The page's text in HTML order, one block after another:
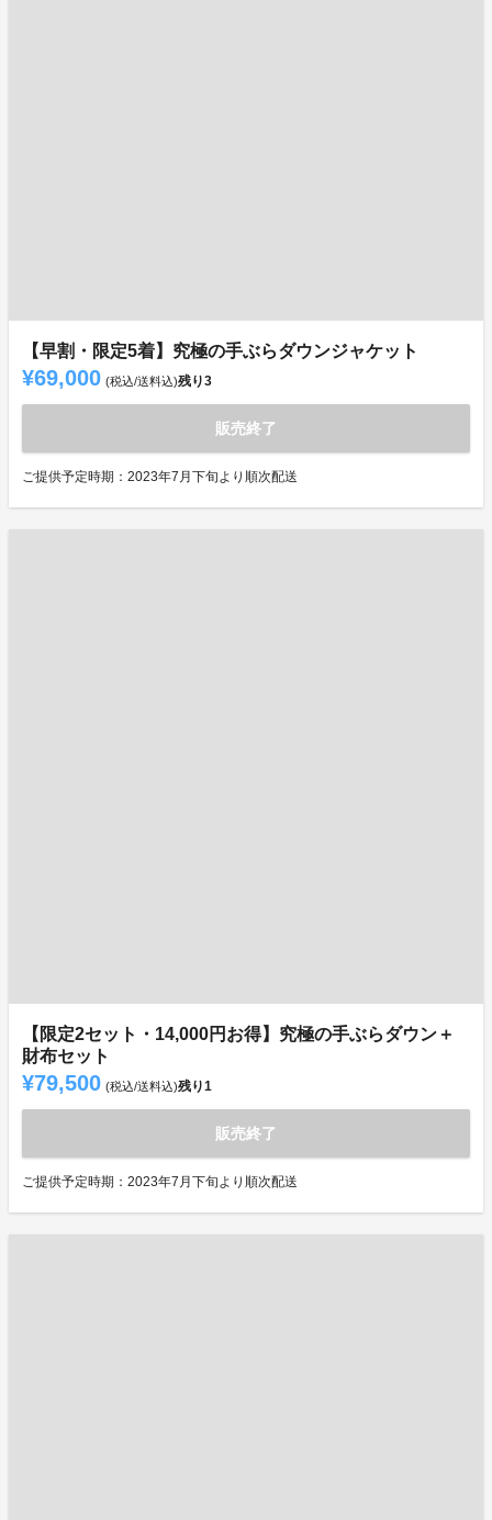
【早割・限定5着】究極の手ぶらダウンジャケット
¥69,000 (税込/送料込)残り3
販売終了
ご提供予定時期：2023年7月下旬より順次配送
【限定2セット・14,000円お得】究極の手ぶらダウン＋
財布セット
¥79,500 (税込/送料込)残り1
販売終了
ご提供予定時期：2023年7月下旬より順次配送